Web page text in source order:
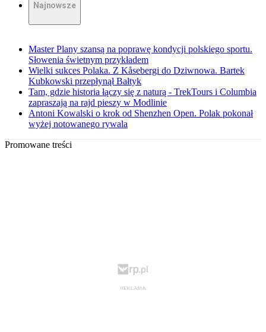
Najnowsze
Master Plany szansą na poprawę kondycji polskiego sportu.
Słowenia świetnym przykładem
Wielki sukces Polaka. Z Kåsebergi do Dziwnowa. Bartek
Kubkowski przepłynął Bałtyk
Tam, gdzie historia łączy się z naturą - TrekTours i Columbia
zapraszają na rajd pieszy w Modlinie
Antoni Kowalski o krok od Shenzhen Open. Polak pokonał
wyżej notowanego rywala
Promowane treści